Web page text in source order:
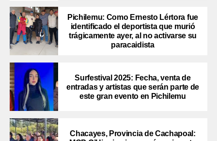
Pichilemu: Como Ernesto Lértora fue
identificado el deportista que murió
trágicamente ayer, al no activarse su
paracaidista
Surfestival 2025: Fecha, venta de
entradas y artistas que serán parte de
este gran evento en Pichilemu
Chacayes, Provincia de Cachapoal: